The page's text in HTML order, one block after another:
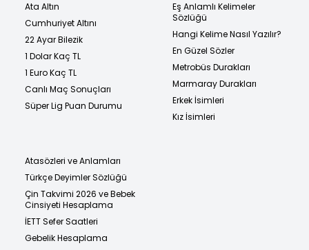
Ata Altın
Cumhuriyet Altını
22 Ayar Bilezik
1 Dolar Kaç TL
1 Euro Kaç TL
Canlı Maç Sonuçları
Süper Lig Puan Durumu
Eş Anlamlı Kelimeler
Sözlüğü
Hangi Kelime Nasıl Yazılır?
En Güzel Sözler
Metrobüs Durakları
Marmaray Durakları
Erkek İsimleri
Kız İsimleri
Atasözleri ve Anlamları
Türkçe Deyimler Sözlüğü
Çin Takvimi 2026 ve Bebek
Cinsiyeti Hesaplama
İETT Sefer Saatleri
Gebelik Hesaplama